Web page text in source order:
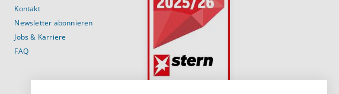
Kontakt
Newsletter abonnieren
Jobs & Karriere
FAQ